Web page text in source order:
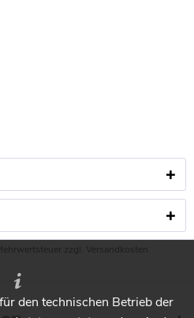
zzgl. Versandkosten
den technischen Betrieb der